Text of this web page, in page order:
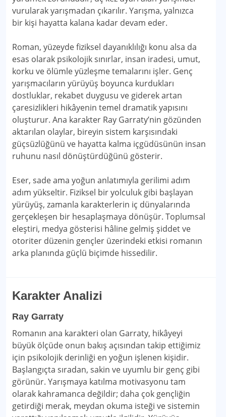
vurularak yarışmadan çıkarılır. Yarışma, yalnızca
bir kişi hayatta kalana kadar devam eder.
Roman, yüzeyde fiziksel dayanıklılığı konu alsa da
esas olarak psikolojik sınırlar, insan iradesi, umut,
korku ve ölümle yüzleşme temalarını işler. Genç
yarışmacıların yürüyüş boyunca kurdukları
dostluklar, rekabet duygusu ve giderek artan
çaresizlikleri hikâyenin temel dramatik yapısını
oluşturur. Ana karakter Ray Garraty’nin gözünden
aktarılan olaylar, bireyin sistem karşısındaki
güçsüzlüğünü ve hayatta kalma içgüdüsünün insan
ruhunu nasıl dönüştürdüğünü gösterir.
Eser, sade ama yoğun anlatımıyla gerilimi adım
adım yükseltir. Fiziksel bir yolculuk gibi başlayan
yürüyüş, zamanla karakterlerin iç dünyalarında
gerçekleşen bir hesaplaşmaya dönüşür. Toplumsal
eleştiri, medya gösterisi hâline gelmiş şiddet ve
otoriter düzenin gençler üzerindeki etkisi romanın
arka planında güçlü biçimde hissedilir.
Karakter Analizi
Ray Garraty
Romanın ana karakteri olan Garraty, hikâyeyi
büyük ölçüde onun bakış açısından takip ettiğimiz
için psikolojik derinliği en yoğun işlenen kişidir.
Başlangıçta sıradan, sakin ve uyumlu bir genç gibi
görünür. Yarışmaya katılma motivasyonu tam
olarak kahramanca değildir; daha çok gençliğin
getirdiği merak, meydan okuma isteği ve sistemin